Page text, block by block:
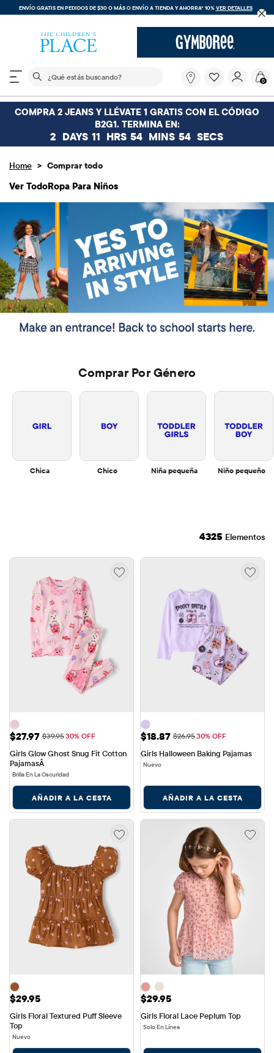
ENVÍO GRATIS. SIN COMPRA MÍNIMA EN TU COMPRA DENTRO DE LA APLICACIÓN CON EL
El siguiente campo de búsqueda filtra las
¿Qué
buscando?
COMPRA 2 JEANS Y LLÉVATE 1 GRATIS CON EL CÓDIGO
B2G1. TERMINA EN:
11 HRS 54 MINS 53
Ver Todo Ropa Para Niños
Precio de venta: $27.97
$27.97
Girls Glow Ghost Snug Fit Cotton
PajamasÂ
Brilla En La Oscuridad
AÑADIR A LA CESTA
Precio de venta: $18.87
$18.87
Girls Halloween Baking Pajamas
Nuevo
AÑADIR A LA CESTA
Precio: $29.95
$29.95
Girls Floral Textured Puff Sleeve
Top
Nuevo
AÑADIR A LA CESTA
Precio: $29.95
$29.95
Girls Floral Lace Peplum Top
Solo En Línea
AÑADIR A LA CESTA